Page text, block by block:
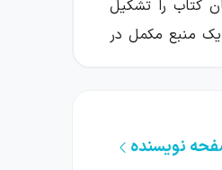
کتاب را تشکیل
یک منبع مکمل در
نویسنده